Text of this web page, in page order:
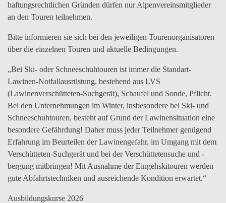
haftungsrechtlichen Gründen dürfen nur Alpenvereinsmitglieder
an den Touren teilnehmen.
Bitte informieren sie sich bei den jeweiligen Tourenorganisatoren
über die einzelnen Touren und aktuelle Bedingungen.
„Bei Ski- oder Schneeschuhtouren ist immer die Standart-
Lawinen-Notfallausrüstung, bestehend aus LVS
(Lawinenverschütteten-Suchgerät), Schaufel und Sonde, Pflicht.
Bei den Unternehmungen im Winter, insbesondere bei Ski- und
Schneeschuhtouren, besteht auf Grund der Lawinensituation eine
besondere Gefährdung! Daher muss jeder Teilnehmer genügend
Erfahrung im Beurteilen der Lawinengefahr, im Umgang mit dem
Verschütteten-Suchgerät und bei der Verschüttetensuche und -
bergung mitbringen! Mit Ausnahme der Eingehskitouren werden
gute Abfahrtstechniken und ausreichende Kondition erwartet.“
Ausbildungskurse 2026